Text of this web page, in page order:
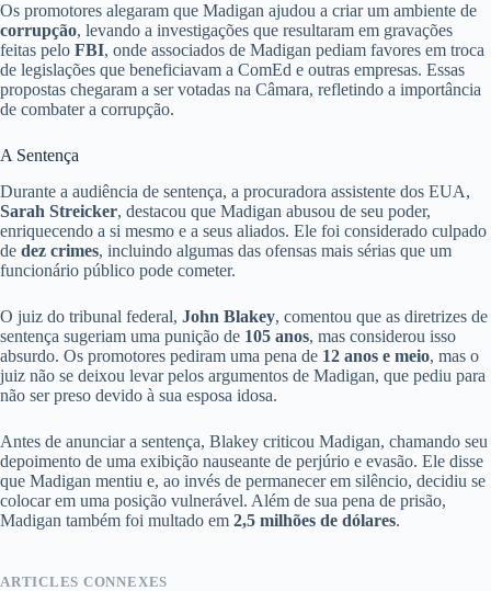
Os promotores alegaram que Madigan ajudou a criar um ambiente de
corrupção, levando a investigações que resultaram em gravações
feitas pelo FBI, onde associados de Madigan pediam favores em troca
de legislações que beneficiavam a ComEd e outras empresas. Essas
propostas chegaram a ser votadas na Câmara, refletindo a importância
de combater a corrupção.
A Sentença
Durante a audiência de sentença, a procuradora assistente dos EUA,
Sarah Streicker, destacou que Madigan abusou de seu poder,
enriquecendo a si mesmo e a seus aliados. Ele foi considerado culpado
de dez crimes, incluindo algumas das ofensas mais sérias que um
funcionário público pode cometer.
O juiz do tribunal federal, John Blakey, comentou que as diretrizes de
sentença sugeriam uma punição de 105 anos, mas considerou isso
absurdo. Os promotores pediram uma pena de 12 anos e meio, mas o
juiz não se deixou levar pelos argumentos de Madigan, que pediu para
não ser preso devido à sua esposa idosa.
Antes de anunciar a sentença, Blakey criticou Madigan, chamando seu
depoimento de uma exibição nauseante de perjúrio e evasão. Ele disse
que Madigan mentiu e, ao invés de permanecer em silêncio, decidiu se
colocar em uma posição vulnerável. Além de sua pena de prisão,
Madigan também foi multado em 2,5 milhões de dólares.
ARTICLES CONNEXES